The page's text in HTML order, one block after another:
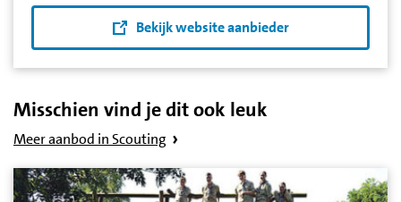
Bekijk website aanbieder
Misschien vind je dit ook leuk
Meer aanbod in Scouting